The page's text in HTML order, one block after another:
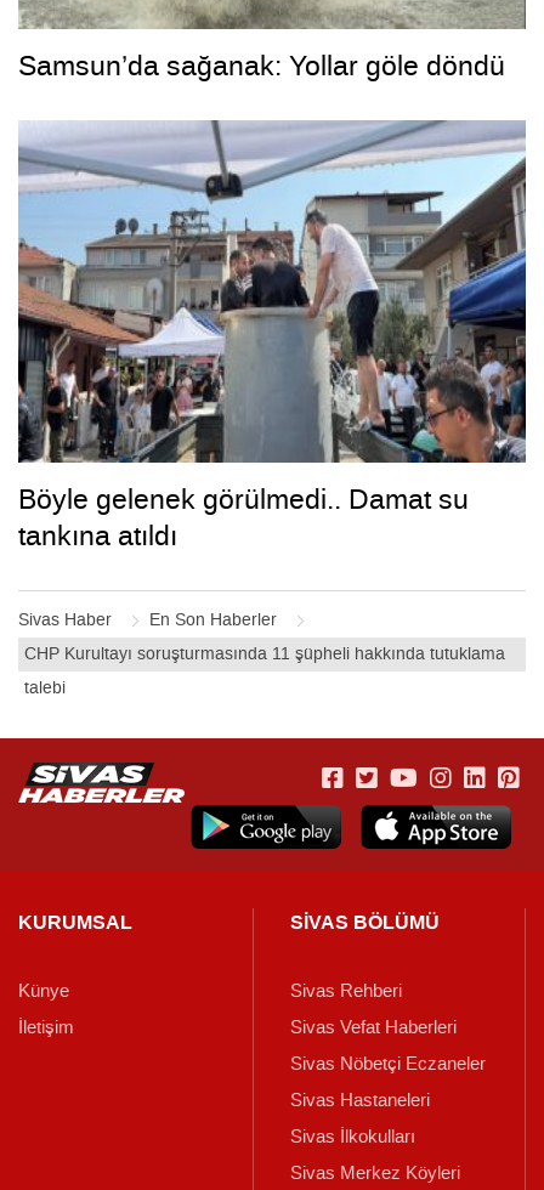
Sivas Haber
En Son Haberler
CHP Kurultayı soruşturmasında 11 şüpheli hakkında tutuklama
talebi
Samsun’da sağanak: Yollar göle döndü
Böyle gelenek görülmedi.. Damat su
tankına atıldı
KURUMSAL
Künye
İletişim
SİVAS BÖLÜMÜ
Sivas Rehberi
Sivas Vefat Haberleri
Sivas Nöbetçi Eczaneler
Sivas Hastaneleri
Sivas İlkokulları
Sivas Merkez Köyleri